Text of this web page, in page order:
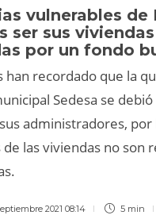
vulnerables de
ser sus viviendas
por un fondo
han recordado que la
Sedesa se debió
administradores, por
las viviendas no son
2021 08:14 5 min